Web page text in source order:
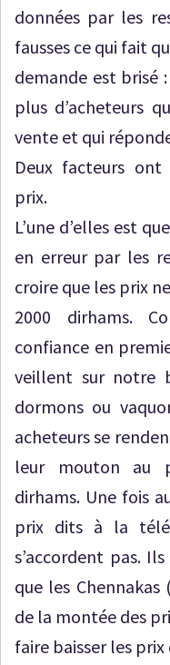
données par les
fausses ce qui fait
demande est brisé
plus d’acheteurs
vente et qui
Deux facteurs ont
prix.
L’une d’elles est
en erreur par les
croire que les prix
2000 dirhams.
confiance en
veillent sur notre
dormons ou
acheteurs se
leur mouton au
dirhams. Une fois
prix dits à la
s’accordent pas.
que les
de la montée des
faire baisser les prix